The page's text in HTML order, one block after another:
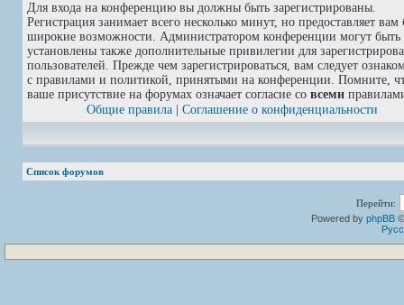
Для входа на конференцию вы должны быть зарегистрированы.
Регистрация занимает всего несколько минут, но предоставляет вам
широкие возможности. Администратором конференции могут быть
установлены также дополнительные привилегии для
пользователей. Прежде чем зарегистрироваться, вам следует
с правилами и политикой, принятыми на конференции. Помните,
ваше присутствие на форумах означает согласие со всеми
Общие правила
Соглашение о конфиденциальности
Список форумов
Перейти:
Powered by phpBB